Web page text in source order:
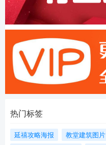
热门标签
延禧攻略海报 教堂建筑图片